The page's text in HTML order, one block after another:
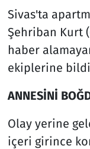
Sivas'ta
Şehriban Kurt
haber
ekiplerine
ANNESİNİ
Olay yerine
içeri girince
Spor
Teknoloji ve
Televizyon